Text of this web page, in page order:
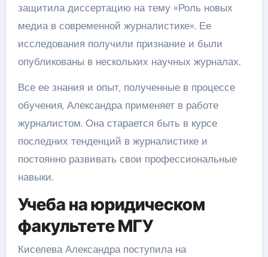
защитила диссертацию на тему «Роль новых
медиа в современной журналистике». Ее
исследования получили признание и были
опубликованы в нескольких научных журналах.
Все ее знания и опыт, полученные в процессе
обучения, Александра применяет в работе
журналистом. Она старается быть в курсе
последних тенденций в журналистике и
постоянно развивать свои профессиональные
навыки.
Учеба на юридическом
факультете МГУ
Киселева Александра поступила на